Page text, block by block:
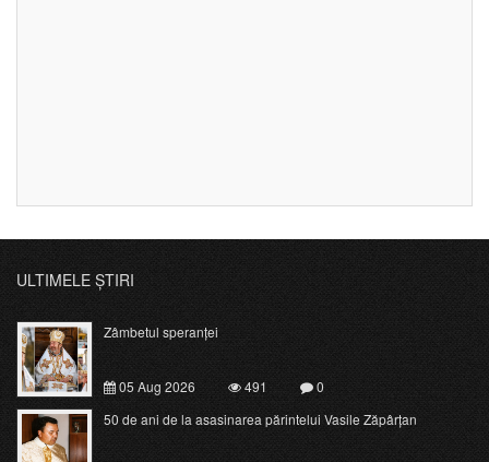
ULTIMELE ȘTIRI
Zâmbetul speranței
05 Aug 2026 491
0
50 de ani de la asasinarea părintelui Vasile Zăpârțan